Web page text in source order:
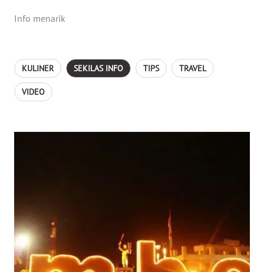
Info menarik
KULINER SEKILAS INFO TIPS TRAVEL
VIDEO